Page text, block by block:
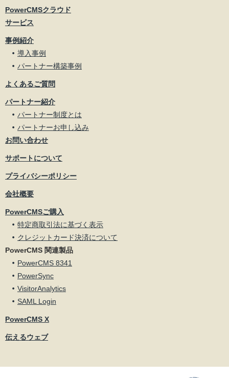
PowerCMSクラウド
サービス
事例紹介
導入事例
パートナー構築事例
よくあるご質問
パートナー紹介
パートナー制度とは
パートナーお申し込み
お問い合わせ
サポートについて
プライバシーポリシー
会社概要
PowerCMSご購入
特定商取引法に基づく表示
クレジットカード決済について
PowerCMS 関連製品
PowerCMS 8341
PowerSync
VisitorAnalytics
SAML Login
PowerCMS X
伝えるウェブ